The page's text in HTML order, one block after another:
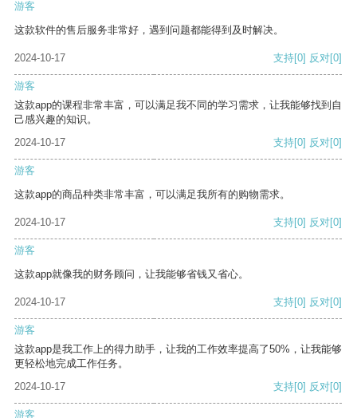
游客
这款软件的售后服务非常好，遇到问题都能得到及时解决。
2024-10-17 支持[0] 反对[0]
游客
这款app的课程非常丰富，可以满足我不同的学习需求，让我能够找到自
己感兴趣的知识。
2024-10-17
支持[0] 反对[0]
游客
这款app的商品种类非常丰富，可以满足我所有的购物需求。
2024-10-17 支持[0] 反对[0]
游客
这款app就像我的财务顾问，让我能够省钱又省心。
2024-10-17 支持[0] 反对[0]
游客
这款app是我工作上的得力助手，让我的工作效率提高了50%，让我能够
更轻松地完成工作任务。
2024-10-17
支持[0] 反对[0]
游客